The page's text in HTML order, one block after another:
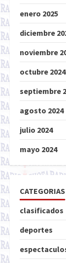
enero 2025
diciembre
noviembre
octubre 2024
septiembre
agosto 2024
julio 2024
mayo 2024
CATEGORIAS
clasificados
deportes